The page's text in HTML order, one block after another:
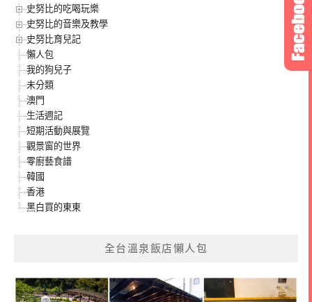
史努比的吃喝玩樂
史努比的音樂及教學
史努比育兒記
懶人包
我的狗兒子
未分類
澳門
生活週記
短期活動與展覽
觀景窗的世界
零廚藝食譜
韓國
香港
黑白買的東東
全台溫泉飯店懶人包